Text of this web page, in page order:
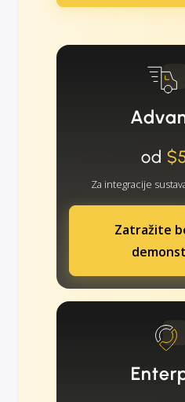
od
Za integracije
Zatražite